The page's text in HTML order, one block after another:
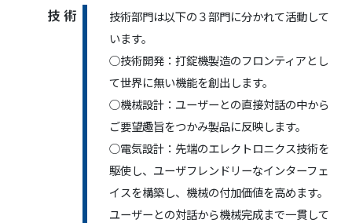
技 術
技術部門は以下の３部門に分かれて活動して
います。
○技術開発：打錠機製造のフロンティアとし
て世界に無い機能を創出します。
○機械設計：ユーザーとの直接対話の中から
ご要望趣旨をつかみ製品に反映します。
○電気設計：先端のエレクトロニクス技術を
駆使し、ユーザフレンドリーなインターフェ
イスを構築し、機械の付加価値を高めます。
ユーザーとの対話から機械完成まで一貫して